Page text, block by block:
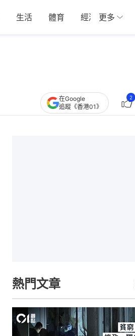
生活 體育 經濟 01深圳
更多
在Google
追蹤《香港01》
2
熱門文章